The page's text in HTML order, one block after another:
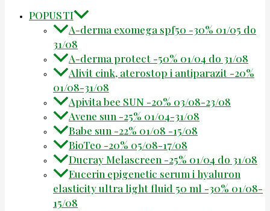
POPUSTI
A-derma exomega spf50 -30% 01/05 do
31/08
A-derma protect -50% 01/04 do 31/08
Alivit cink, aterostop i antiparazit -20%
01/08-31/08
Apivita bee SUN -20% 03/08-23/08
Avene sun -25% 01/04-31/08
Babe sun -22% 01/08 -15/08
BioTeo -20% 05/08-17/08
Ducray Melascreen -25% 01/04 do 31/08
Eucerin epigenetic serum i hyaluron
elasticity ultra light fluid 50 ml -30% 01/08-
15/08